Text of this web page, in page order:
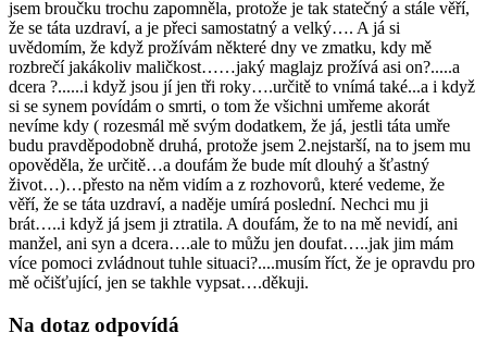
jsem broučku trochu zapomněla, protože je tak statečný a stále věří,
že se táta uzdraví, a je přeci samostatný a velký…. A já si
uvědomím, že když prožívám některé dny ve zmatku, kdy mě
rozbrečí jakákoliv maličkost……jaký maglajz prožívá asi on?.....a
dcera ?......i když jsou jí jen tři roky….určitě to vnímá také...a i když
si se synem povídám o smrti, o tom že všichni umřeme akorát
nevíme kdy ( rozesmál mě svým dodatkem, že já, jestli táta umře
budu pravděpodobně druhá, protože jsem 2.nejstarší, na to jsem mu
opověděla, že určitě…a doufám že bude mít dlouhý a šťastný
život…)…přesto na něm vidím a z rozhovorů, které vedeme, že
věří, že se táta uzdraví, a naděje umírá poslední. Nechci mu ji
brát…..i když já jsem ji ztratila. A doufám, že to na mě nevidí, ani
manžel, ani syn a dcera….ale to můžu jen doufat…..jak jim mám
více pomoci zvládnout tuhle situaci?....musím říct, že je opravdu pro
mě očišťující, jen se takhle vypsat….děkuji.
Na dotaz odpovídá